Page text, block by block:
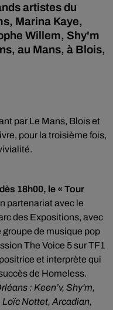
artistes du
Marina Kaye,
Willem, Shy'm
au Mans, à Blois,
par Le Mans, Blois et
pour la troisième fois,
18h00, le « Tour
partenariat avec le
des Expositions, avec
de musique pop
The Voice 5 sur TF1
et interprète qui
de Homeless.
: Keen’v, Shy'm,
Nottet, Arcadian,